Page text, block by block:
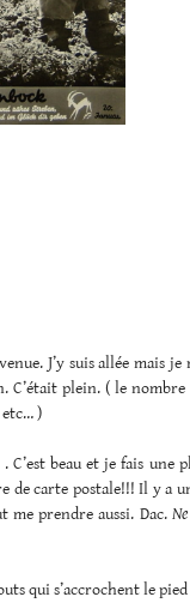
J’y suis allée mais
C’était plein. ( le
etc… )
beau et je fais une
carte postale!!! Il y a
me prendre aussi. Dac.
qui s’accrochent le